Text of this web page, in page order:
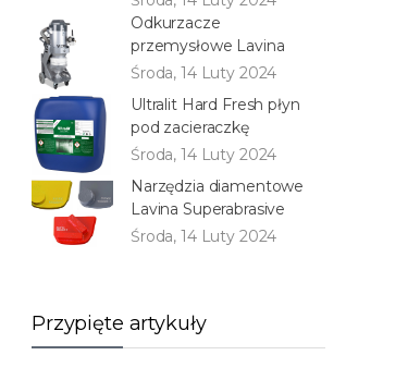
Odkurzacze
przemysłowe Lavina
Środa, 14 Luty 2024
Ultralit Hard Fresh płyn
pod zacieraczkę
Środa, 14 Luty 2024
Narzędzia diamentowe
Lavina Superabrasive
Środa, 14 Luty 2024
Przypięte artykuły